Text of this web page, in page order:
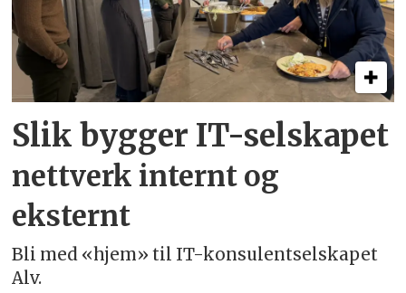
Slik bygger IT-selskapet
nettverk internt og
eksternt
Bli med «hjem» til IT-konsulentselskapet
Alv.